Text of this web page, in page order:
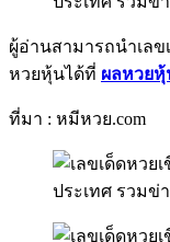
ผู้อ่านสามารถนำเล
หวยหุ้นได้ที่ ผลหวยหุ้
ที่มา : หมีหวย.com